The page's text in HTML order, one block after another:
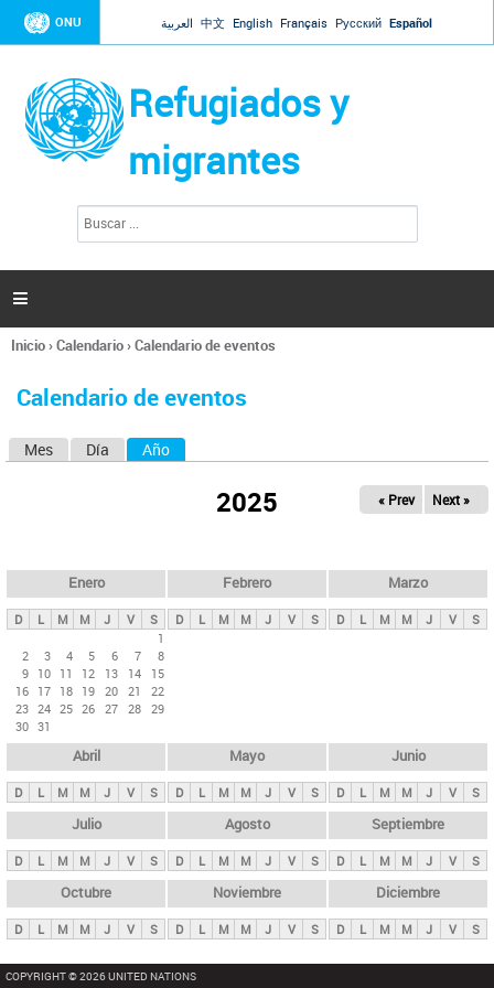
Jump to navigation
ONU العربية 中文 English Français Русский Español
Refugiados y
migrantes
l
d
s

Se
usted
Inicio›Calendario›Calendario de eventos
Calendario de eventos
s
p
n
c
i
p
l
e
s
Mes Día Año
2025 « Prev Next »
Enero
D L M M J V
S
1
2
3 4 5 6 7
8
9 10 11 12 13 14
15
16 17 18 19 20 21
22
23 24 25 26 27 28 29
30 31
Febrero
D L M M J V S
Marzo
D L M M J V S
Abril
D L M M J V S
Mayo
D L M M J V S
Junio
D L M M J V S
Julio
D L M M J V S
Agosto
D L M M J V S
Septiembre
D L M M J V S
Octubre
D L M M J V S
Noviembre
D L M M J V S
Diciembre
D L M M J V S
COPYRIGHT © 2026 UNITED NATIONS